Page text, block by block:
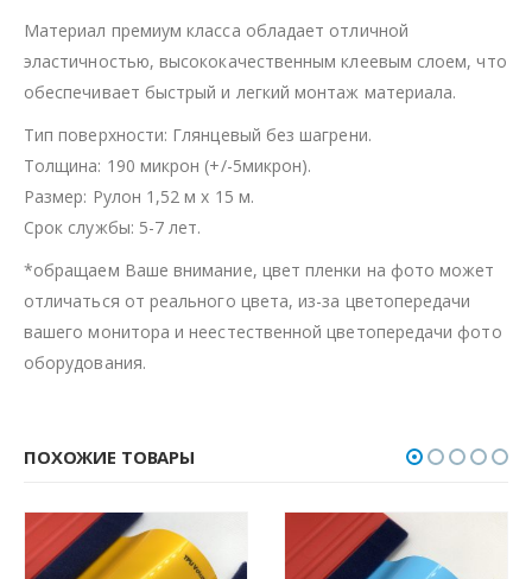
Материал премиум класса обладает отличной
эластичностью, высококачественным клеевым слоем, что
обеспечивает быстрый и легкий монтаж материала.
Тип поверхности: Глянцевый без шагрени.
Толщина: 190 микрон (+/-5микрон).
Размер: Рулон 1,52 м х 15 м.
Срок службы: 5-7 лет.
*обращаем Ваше внимание, цвет пленки на фото может
отличаться от реального цвета, из-за цветопередачи
вашего монитора и неестественной цветопередачи фото
оборудования.
ПОХОЖИЕ ТОВАРЫ